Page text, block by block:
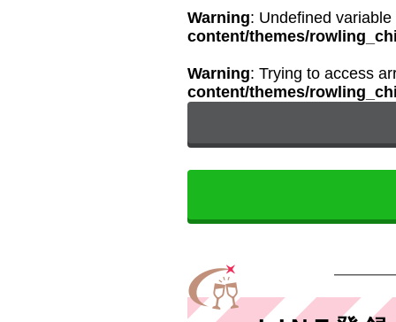
Warning: Undefined
content/themes/
Warning: Trying to access
content/themes/